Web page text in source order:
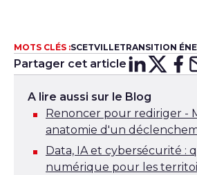
MOTS CLÉS :SCETVILLETRANSITION
Partager cet article
A lire aussi sur le Blog
Renoncer pour rediriger -
anatomie d'un
Data, IA et cybersécurité :
numérique pour les